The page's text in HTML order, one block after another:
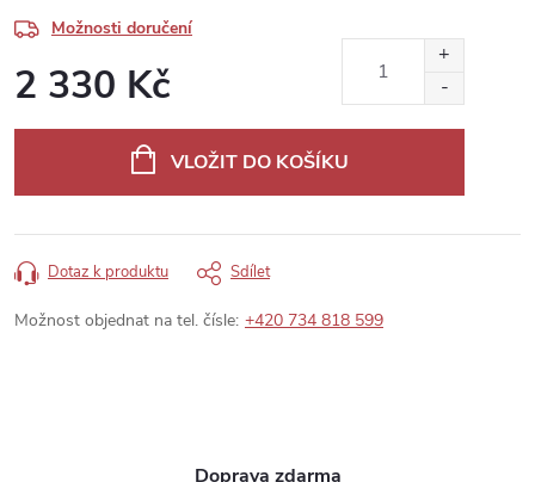
Možnosti doručení
2 330 Kč
VLOŽIT DO KOŠÍKU
Dotaz k produktu Sdílet
Možnost objednat na tel. čísle: +420 734 818 599
Doprava zdarma